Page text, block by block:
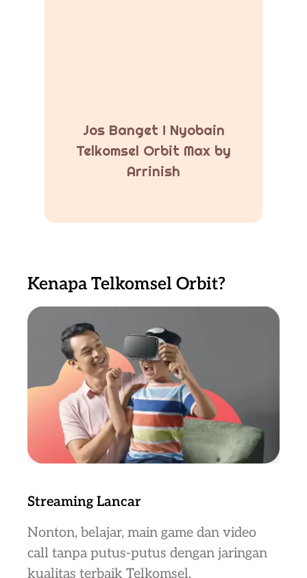
Jos Banget ! Nyobain
Telkomsel Orbit Max by
Arrinish
Kenapa Telkomsel Orbit?
Streaming Lancar
Nonton, belajar, main game dan video
call tanpa putus-putus dengan jaringan
kualitas terbaik Telkomsel.